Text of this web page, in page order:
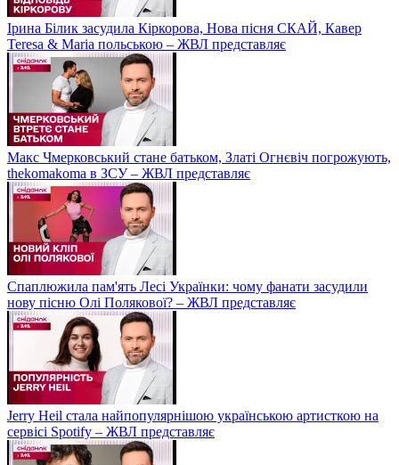
Ірина Білик засудила Кіркорова, Нова пісня СКАЙ, Кавер
Teresa & Maria польською – ЖВЛ представляє
Макс Чмерковський стане батьком, Златі Огнєвіч погрожують,
thekomakoma в ЗСУ – ЖВЛ представляє
Спаплюжила пам'ять Лесі Українки: чому фанати засудили
нову пісню Олі Полякової? – ЖВЛ представляє
Jerry Heil стала найпопулярнішою українською артисткою на
сервісі Spotify – ЖВЛ представляє